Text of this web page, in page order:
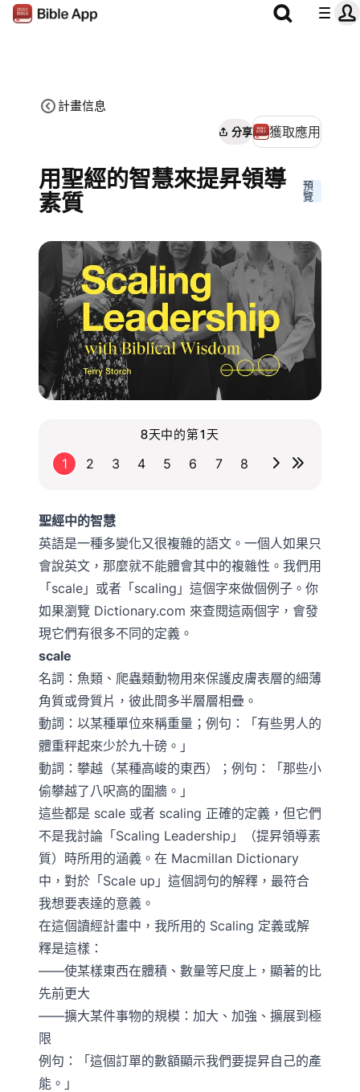
計畫信息
分享 獲取應用
用聖經的智慧來提昇領導
素質
預
覽
8天中的第1天
1 2 3 4 5 6 7 8
聖經中的智慧
英語是一種多變化又很複雜的語文。一個人如果只
會說英文，那麼就不能體會其中的複雜性。我們用
「scale」或者「scaling」這個字來做個例子。你
如果瀏覽 Dictionary.com 來查閱這兩個字，會發
現它們有很多不同的定義。
scale
名詞：魚類、爬蟲類動物用來保護皮膚表層的細薄
角質或骨質片，彼此間多半層層相疊。
動詞：以某種單位來稱重量；例句：「有些男人的
體重秤起來少於九十磅。」
動詞：攀越（某種高峻的東西）；例句：「那些小
偷攀越了八呎高的圍牆。」
這些都是 scale 或者 scaling 正確的定義，但它們
不是我討論「Scaling Leadership」（提昇領導素
質）時所用的涵義。在 Macmillan Dictionary
中，對於「Scale up」這個詞句的解釋，最符合
我想要表達的意義。
在這個讀經計畫中，我所用的 Scaling 定義或解
釋是這樣：
——使某樣東西在體積、數量等尺度上，顯著的比
先前更大
——擴大某件事物的規模：加大、加強、擴展到極
限
例句：「這個訂單的數額顯示我們要提昇自己的產
能。」